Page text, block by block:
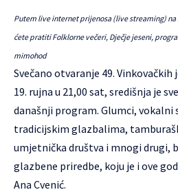
Putem live internet prijenosa (live streaming)
ćete pratiti Folklorne večeri, Dječje jeseni,
mimohod
Svečano otvaranje 49.
19. rujna u 21,00 sat, središnja je
današnji program. Glumci,
tradicijskim glazbalima,
umjetnička društva i mnogi drugi,
glazbene priredbe, koju je i ove
Ana Cvenić.